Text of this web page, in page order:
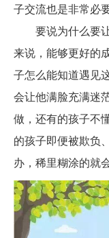
子交流也是非常必要
要说为什么要让
来说，能够更好的
子怎么能知道遇见
会让他满脸充满迷
做，还有的孩子不
的孩子即便被欺负
办，稀里糊涂的就